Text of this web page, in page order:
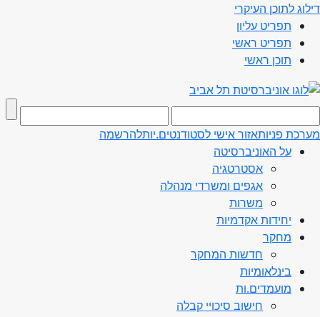
דילוג לתוכן העיקרי
תפריט עליון
תפריט ראשי
תוכן ראשי
מערכת פניותאזור אישי לסטודנטים.יותלהרשמה
על האוניברסיטה
אסטרטגיה
אגפים ומשרדי מנהלה
משרות
יחידות אקדמיות
מחקר
חדשות המחקר
בינלאומיות
מועמדים.ות
חישוב סיכויי קבלה